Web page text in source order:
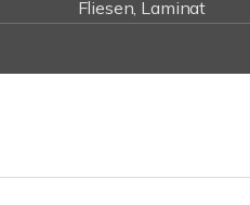
Fliesen, Laminat